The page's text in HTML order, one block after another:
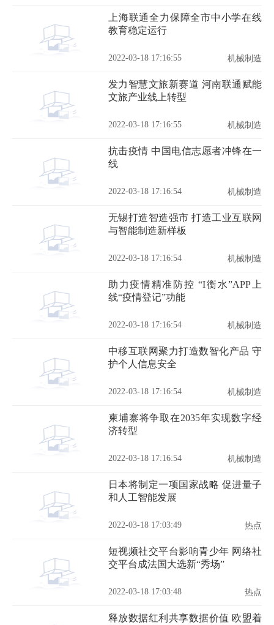
上海联通全力保障全市中小学在线
教育稳定运行
2022-03-18 17:16:55 机械制造
发力智慧文旅新赛道 河南联通赋能
文旅产业线上转型
2022-03-18 17:16:55 机械制造
抗击疫情 中国电信志愿者冲锋在一
线
2022-03-18 17:16:54 机械制造
无锡打造智造强市 打造工业互联网
与智能制造新样板
2022-03-18 17:16:54 机械制造
助力疫情精准防控 “I衡水”APP上
线“疫情登记”功能
2022-03-18 17:16:54 机械制造
中移互联网聚力打造数智化产品 守
护个人信息安全
2022-03-18 17:16:54 机械制造
柬埔寨将争取在2035年实现数字经
济转型
2022-03-18 17:16:54 机械制造
日本将制定一项国家战略 促进量子
和人工智能发展
2022-03-18 17:03:49 热点
短视频社交平台影响青少年 网络社
交平台成法国大选新“秀场”
2022-03-18 17:03:48 热点
释放数据红利共享数据价值 欧盟着